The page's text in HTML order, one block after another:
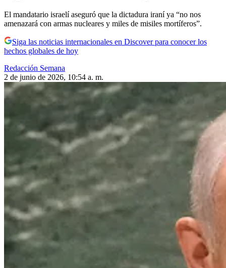
El mandatario israelí aseguró que la dictadura iraní ya “no nos
amenazará con armas nucleares y miles de misiles mortíferos”.
Siga las noticias internacionales en Discover para conocer los
hechos globales de hoy
Redacción Semana
2 de junio de 2026, 10:54 a. m.